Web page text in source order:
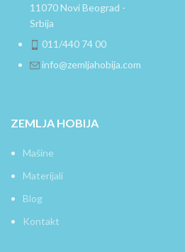
11070 Novi Beograd -
Srbija
011/440 74 00
info@zemljahobija.com
ZEMLJA HOBIJA
Mašine
Materijali
Blog
Kontakt